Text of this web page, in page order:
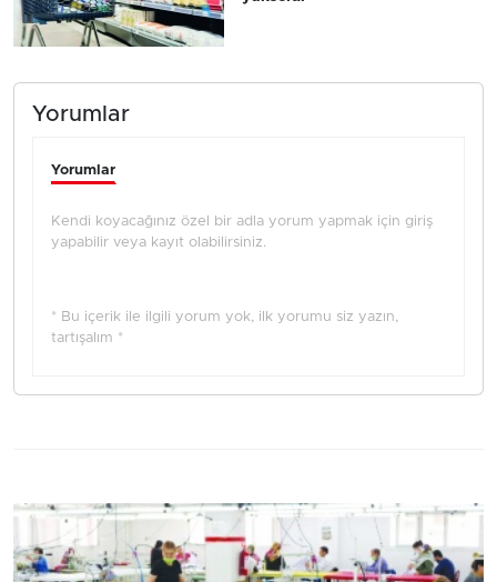
Yorumlar
Yorumlar
Kendi koyacağınız özel bir adla yorum yapmak için giriş
yapabilir veya kayıt olabilirsiniz.
* Bu içerik ile ilgili yorum yok, ilk yorumu siz yazın,
tartışalım *